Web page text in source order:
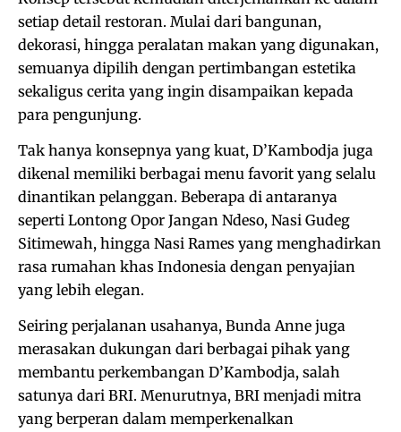
setiap detail restoran. Mulai dari bangunan,
dekorasi, hingga peralatan makan yang digunakan,
semuanya dipilih dengan pertimbangan estetika
sekaligus cerita yang ingin disampaikan kepada
para pengunjung.
Tak hanya konsepnya yang kuat, D’Kambodja juga
dikenal memiliki berbagai menu favorit yang selalu
dinantikan pelanggan. Beberapa di antaranya
seperti Lontong Opor Jangan Ndeso, Nasi Gudeg
Sitimewah, hingga Nasi Rames yang menghadirkan
rasa rumahan khas Indonesia dengan penyajian
yang lebih elegan.
Seiring perjalanan usahanya, Bunda Anne juga
merasakan dukungan dari berbagai pihak yang
membantu perkembangan D’Kambodja, salah
satunya dari BRI. Menurutnya, BRI menjadi mitra
yang berperan dalam memperkenalkan